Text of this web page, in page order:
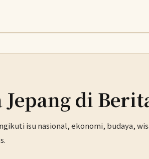
di
isu nasional, ekonomi, budaya,